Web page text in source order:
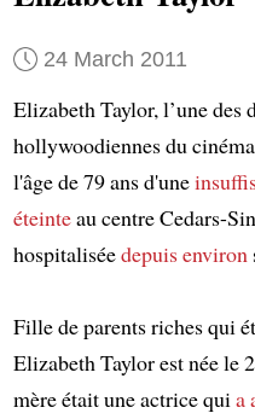
24 March 2011
Elizabeth Taylor, l’une des
hollywoodiennes du
l'âge de 79 ans d'une
éteinteau centre Cedars-
hospitaliséedepuis environ
Fille de parents riches qui
Elizabeth Taylor est née le
mère était une actrice quia